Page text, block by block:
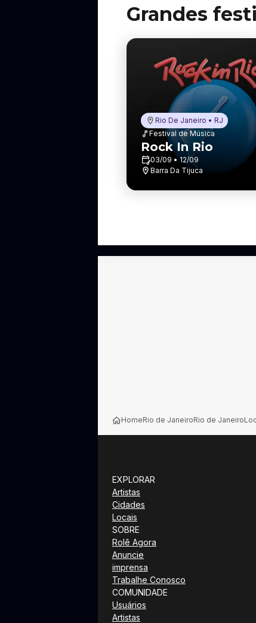
Grandes
Rio De Janeiro • RJ
Festival de Música
Rock In Rio
03/09 • 12/09
Barra Da Tijuca
HomeRio de JaneiroRio de Janeiro
EXPLORAR
Artistas
Cidades
Locais
SOBRE
Rolê Agora
Anuncie
imprensa
Trabalhe Conosco
COMUNIDADE
Usuários
Artistas